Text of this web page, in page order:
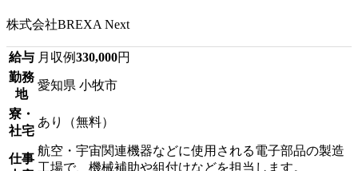
株式会社BREXA Next
給与 月収例330,000円
勤務
地
愛知県 小牧市
寮・
社宅
あり（無料）
仕事
航空・宇宙関連機器などに使用される電子部品の製造
工場で、機械補助や組付けなどを担当します。